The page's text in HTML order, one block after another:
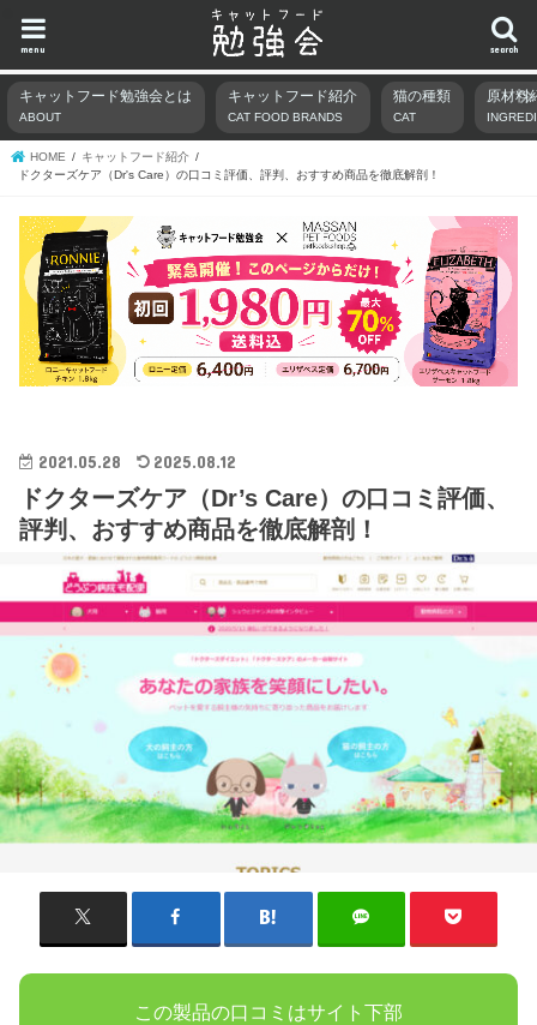
search
menu
キャットフード勉強会とは
ABOUT
キャットフード紹介
CAT FOOD BRANDS
猫の種類
CAT
原材料
HOME
キャットフード紹介
ドクターズケア（Dr's Care）の口コミ評価、評判、おすすめ商品を徹底解剖！
2021.05.28 2025.08.12
ドクターズケア（Dr’s Care）の口コミ評価、
評判、おすすめ商品を徹底解剖！
この製品の口コミはサイト下部